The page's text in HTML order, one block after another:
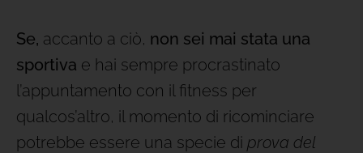
Se, accanto a ciò, non sei mai stata una
sportiva e hai sempre procrastinato
l’appuntamento con il fitness per
qualcos’altro, il momento di ricominciare
potrebbe essere una specie di prova del